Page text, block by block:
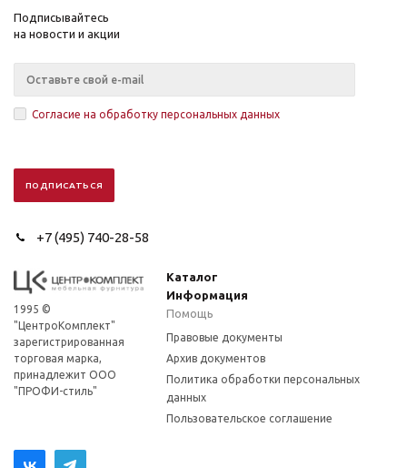
Подписывайтесь
на новости и акции
Согласие на обработку персональных данных
+7 (495) 740-28-58
1995 ©
"ЦентроКомплект"
зарегистрированная
торговая марка,
принадлежит ООО
"ПРОФИ-стиль"
Каталог
Информация
Помощь
Правовые документы
Архив документов
Политика обработки персональных
данных
Пользовательское соглашение